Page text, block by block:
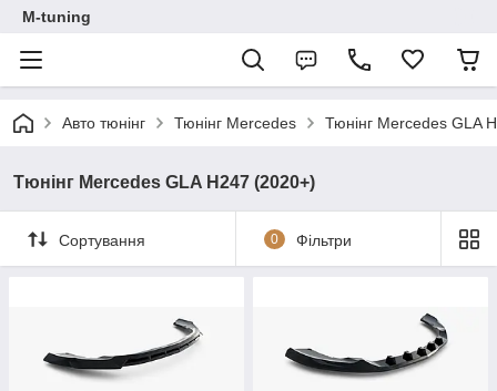
M-tuning
Авто тюнінг Тюнінг Mercedes Тюнінг Mercedes GLA
Тюнінг Mercedes GLA H247 (2020+)
Сортування 0 Фільтри